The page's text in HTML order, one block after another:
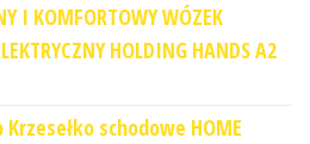
I KOMFORTOWY WÓZEK
HOLDING HANDS A2
schodowe HOME